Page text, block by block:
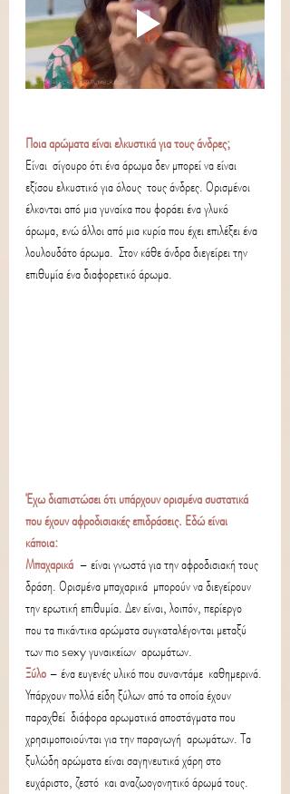
Ποια αρώματα είναι ελκυστικά για τους άνδρες;
Είναι  σίγουρο ότι ένα άρωμα δεν μπορεί να είναι
εξίσου ελκυστικό για όλους  τους άνδρες. Ορισμένοι
έλκονται από μια γυναίκα που φοράει ένα γλυκό
άρωμα, ενώ άλλοι από μια κυρία που έχει επιλέξει ένα
λουλουδάτο άρωμα.  Στον κάθε άνδρα διεγείρει την
επιθυμία ένα διαφορετικό άρωμα.
Έχω διαπιστώσει ότι υπάρχουν ορισμένα συστατικά
που έχουν αφροδισιακές επιδράσεις. Εδώ είναι
κάποια:
Μπαχαρικά – είναι γνωστά για την αφροδισιακή τους
δράση. Ορισμένα μπαχαρικά  μπορούν να διεγείρουν
την ερωτική επιθυμία. Δεν είναι, λοιπόν, περίεργο
που τα πικάντικα αρώματα συγκαταλέγονται μεταξύ
των πιο sexy γυναικείων  αρωμάτων.
Ξύλο – ένα ευγενές υλικό που συναντάμε  καθημερινά.
Υπάρχουν πολλά είδη ξύλων από τα οποία έχουν
παραχθεί  διάφορα αρωματικά αποστάγματα που
χρησιμοποιούνται για την παραγωγή  αρωμάτων. Τα
ξυλώδη αρώματα είναι σαγηνευτικά χάρη στο
ευχάριστο, ζεστό  και αναζωογονητικό άρωμά τους.